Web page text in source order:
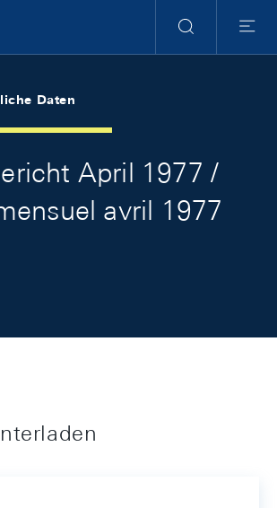
Suche
Menu
Daten
April 1977 /
avril 1977